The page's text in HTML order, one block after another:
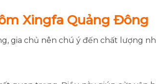
Xingfa Quảng Đông
gia chủ nên chú ý đến chất lượng